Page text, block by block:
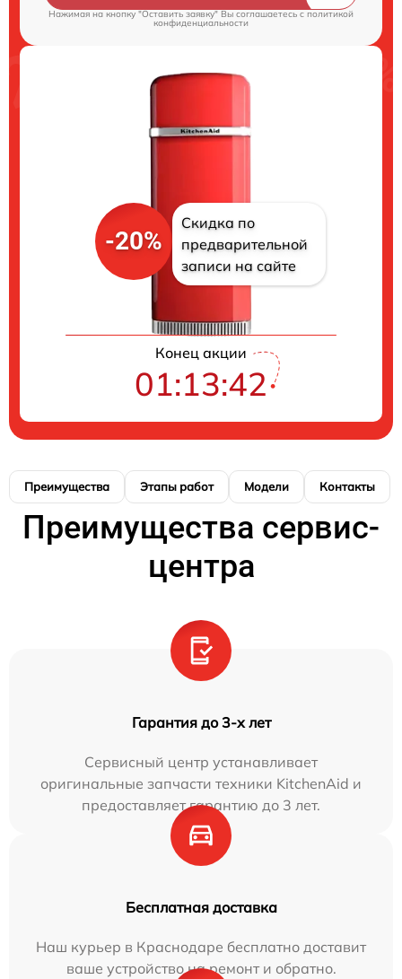
Нажимая на кнопку "Оставить заявку" Вы соглашаетесь cполитикой
конфиденциальности
-20%
Скидка по
предварительной
записи на сайте
Конец акции
01:13:41
Преимущества Этапы работ Модели Контакты
Преимущества сервис-
центра
Гарантия до 3-х лет
Сервисный центр устанавливает
оригинальные запчасти техники KitchenAid и
предоставляет гарантию до 3 лет.
Бесплатная доставка
Наш курьер в Краснодаре бесплатно доставит
ваше устройство на ремонт и обратно.